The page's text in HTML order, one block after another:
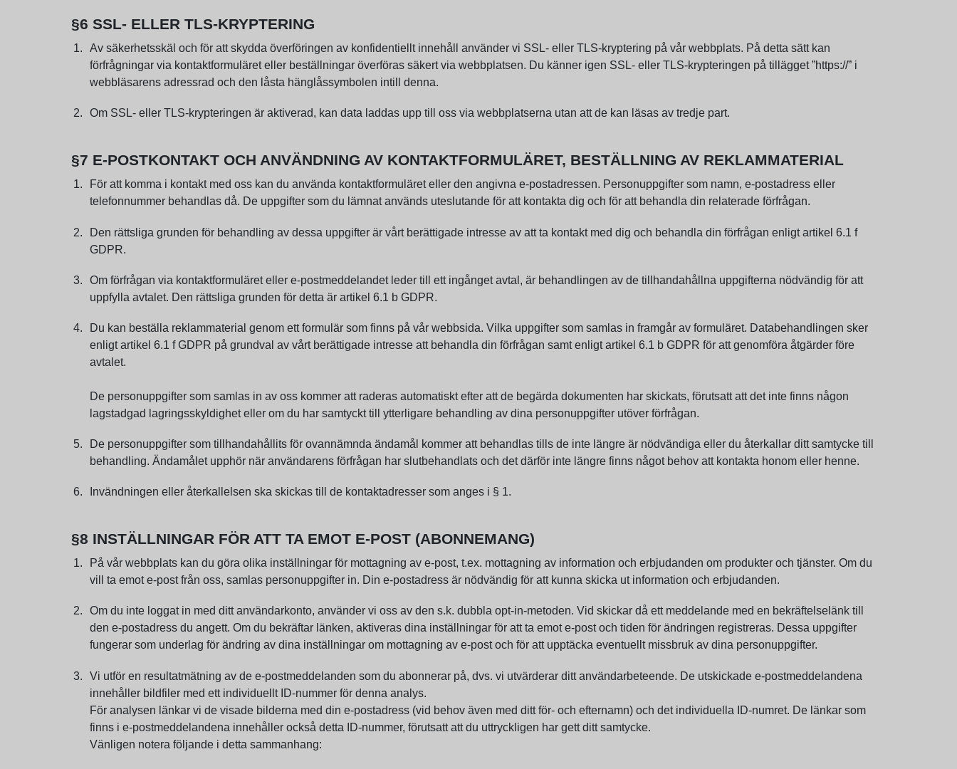
§6 SSL- ELLER TLS-KRYPTERING
Av säkerhetsskäl och för att skydda överföringen av konfidentiellt innehåll använder vi SSL- eller TLS-kryptering på vår webbplats. På detta sätt kan
förfrågningar via kontaktformuläret eller beställningar överföras säkert via webbplatsen. Du känner igen SSL- eller TLS-krypteringen på tillägget ”https://” i
webbläsarens adressrad och den låsta hänglåssymbolen intill denna.
Om SSL- eller TLS-krypteringen är aktiverad, kan data laddas upp till oss via webbplatserna utan att de kan läsas av tredje part.
§7 E-POSTKONTAKT OCH ANVÄNDNING AV KONTAKTFORMULÄRET, BESTÄLLNING AV REKLAMMATERIAL
För att komma i kontakt med oss kan du använda kontaktformuläret eller den angivna e-postadressen. Personuppgifter som namn, e-postadress eller
telefonnummer behandlas då. De uppgifter som du lämnat används uteslutande för att kontakta dig och för att behandla din relaterade förfrågan.
Den rättsliga grunden för behandling av dessa uppgifter är vårt berättigade intresse av att ta kontakt med dig och behandla din förfrågan enligt artikel 6.1 f
GDPR.
Om förfrågan via kontaktformuläret eller e-postmeddelandet leder till ett ingånget avtal, är behandlingen av de tillhandahållna uppgifterna nödvändig för att
uppfylla avtalet. Den rättsliga grunden för detta är artikel 6.1 b GDPR.
Du kan beställa reklammaterial genom ett formulär som finns på vår webbsida. Vilka uppgifter som samlas in framgår av formuläret. Databehandlingen sker
enligt artikel 6.1 f GDPR på grundval av vårt berättigade intresse att behandla din förfrågan samt enligt artikel 6.1 b GDPR för att genomföra åtgärder före
avtalet.
De personuppgifter som samlas in av oss kommer att raderas automatiskt efter att de begärda dokumenten har skickats, förutsatt att det inte finns någon
lagstadgad lagringsskyldighet eller om du har samtyckt till ytterligare behandling av dina personuppgifter utöver förfrågan.
De personuppgifter som tillhandahållits för ovannämnda ändamål kommer att behandlas tills de inte längre är nödvändiga eller du återkallar ditt samtycke till
behandling. Ändamålet upphör när användarens förfrågan har slutbehandlats och det därför inte längre finns något behov att kontakta honom eller henne.
Invändningen eller återkallelsen ska skickas till de kontaktadresser som anges i § 1.
§8 INSTÄLLNINGAR FÖR ATT TA EMOT E-POST (ABONNEMANG)
På vår webbplats kan du göra olika inställningar för mottagning av e-post, t.ex. mottagning av information och erbjudanden om produkter och tjänster. Om du
vill ta emot e-post från oss, samlas personuppgifter in. Din e-postadress är nödvändig för att kunna skicka ut information och erbjudanden.
Om du inte loggat in med ditt användarkonto, använder vi oss av den s.k. dubbla opt-in-metoden. Vid skickar då ett meddelande med en bekräftelselänk till
den e-postadress du angett. Om du bekräftar länken, aktiveras dina inställningar för att ta emot e-post och tiden för ändringen registreras. Dessa uppgifter
fungerar som underlag för ändring av dina inställningar om mottagning av e-post och för att upptäcka eventuellt missbruk av dina personuppgifter.
Vi utför en resultatmätning av de e-postmeddelanden som du abonnerar på, dvs. vi utvärderar ditt användarbeteende. De utskickade e-postmeddelandena
innehåller bildfiler med ett individuellt ID-nummer för denna analys.
För analysen länkar vi de visade bilderna med din e-postadress (vid behov även med ditt för- och efternamn) och det individuella ID-numret. De länkar som
finns i e-postmeddelandena innehåller också detta ID-nummer, förutsatt att du uttryckligen har gett ditt samtycke.
Vänligen notera följande i detta sammanhang: